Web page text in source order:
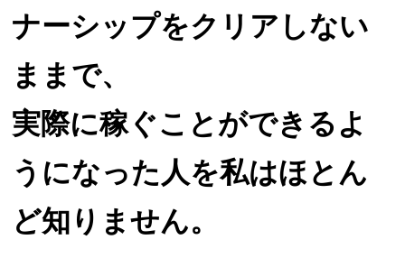
ナーシップをクリアしない
ままで、
実際に稼ぐことができるよ
うになった人を私はほとん
ど知りません。